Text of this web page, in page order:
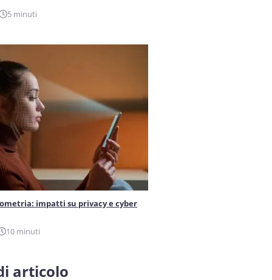
5 minuti
impatti su privacy e cyber
10 minuti
articolo